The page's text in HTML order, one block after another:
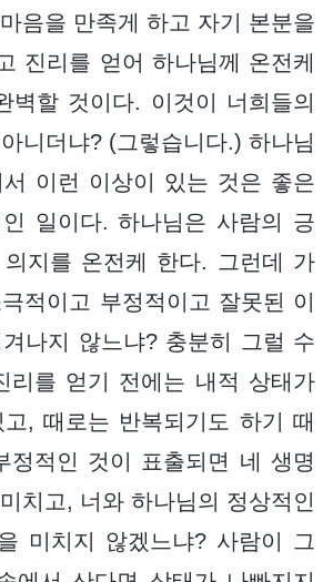
음을 만족게 하고 자기 본분을
진리를 얻어 하나님께 온전케
벽할 것이다. 이것이 너희들의
니더냐? (그렇습니다.) 하나님
이런 이상이 있는 것은 좋은
일이다. 하나님은 사람의 긍
지를 온전케 한다. 그런데 가
적이고 부정적이고 잘못된 이
나지 않느냐? 충분히 그럴 수
리를 얻기 전에는 내적 상태가
, 때로는 반복되기도 하기 때
정적인 것이 표출되면 네 생명
치고, 너와 하나님의 정상적인
미치지 않겠느냐? 사람이 그